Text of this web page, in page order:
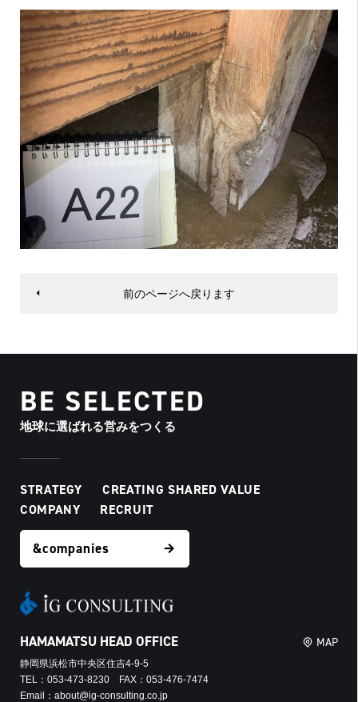
前のページへ戻ります
BE SELECTED
地球に選ばれる営みをつくる
STRATEGY
CREATING SHARED VALUE
COMPANY
RECRUIT
&companies
HAMAMATSU HEAD OFFICE
静岡県浜松市中央区住吉4-9-5
TEL：053-473-8230 FAX：053-476-7474
Email：about@ig-consulting.co.jp
MAP